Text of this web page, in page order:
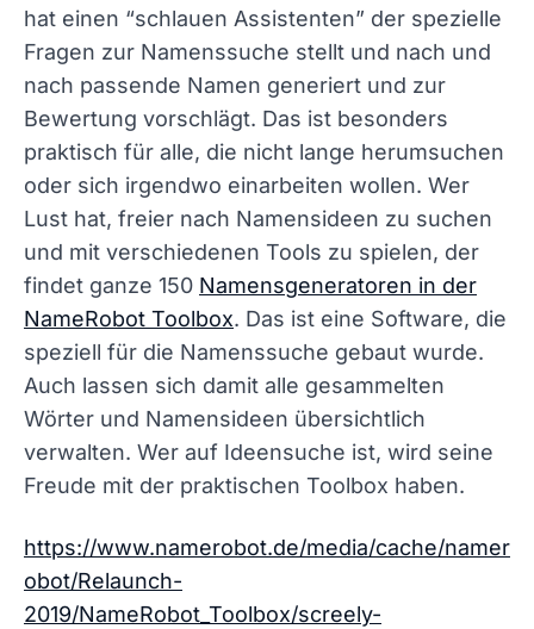
hat einen “schlauen Assistenten” der spezielle
Fragen zur Namenssuche stellt und nach und
nach passende Namen generiert und zur
Bewertung vorschlägt. Das ist besonders
praktisch für alle, die nicht lange herumsuchen
oder sich irgendwo einarbeiten wollen. Wer
Lust hat, freier nach Namensideen zu suchen
und mit verschiedenen Tools zu spielen, der
findet ganze 150 Namensgeneratoren in der
NameRobot Toolbox. Das ist eine Software, die
speziell für die Namenssuche gebaut wurde.
Auch lassen sich damit alle gesammelten
Wörter und Namensideen übersichtlich
verwalten. Wer auf Ideensuche ist, wird seine
Freude mit der praktischen Toolbox haben.
https://www.namerobot.de/media/cache/namer
obot/Relaunch-
2019/NameRobot_Toolbox/screely-